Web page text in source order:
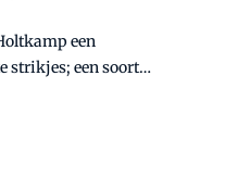
een
strikjes; een soort